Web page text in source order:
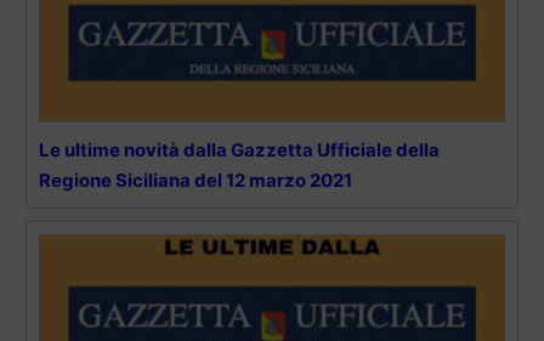
Le ultime novità dalla Gazzetta Ufficiale della
Regione Siciliana del 12 marzo 2021